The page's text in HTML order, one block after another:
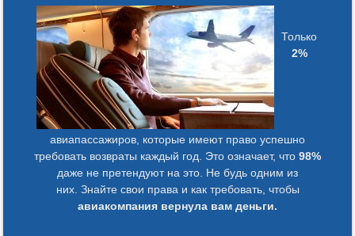
Только
2%
авиапассажиров, которые имеют право успешно
требовать возвраты каждый год. Это означает, что 98%
даже не претендуют на это. Не будь одним из
них. Знайте свои права и как требовать, чтобы
авиакомпания вернула вам деньги.